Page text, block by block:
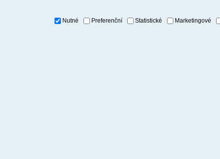
Nutné Preferenční Statistické Marketingové